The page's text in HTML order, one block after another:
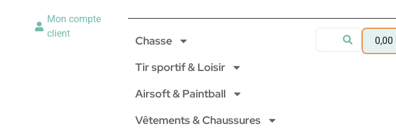
Mon compte
client
Chasse
Tir sportif & Loisir
Airsoft & Paintball
Vêtements & Chaussures
0,00